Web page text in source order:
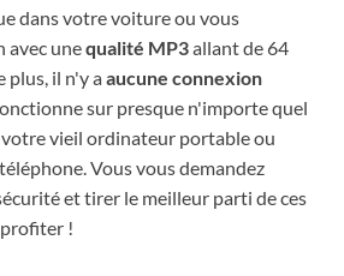
dans votre voiture ou vous
avec unequalité MP3allant de 64
plus, il n'y aaucune connexion
sur presque n'importe quel
vieil ordinateur portable ou
Vous vous demandez
et tirer le meilleur parti de ces
!